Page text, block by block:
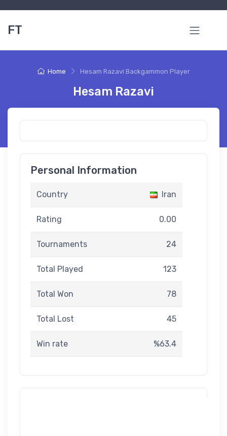
FT
Home Hesam Razavi Backgammon Player
Hesam Razavi
Personal Information
Country Iran
Rating 0.00
Tournaments 24
Total Played 123
Total Won 78
Total Lost 45
Win rate %63.4